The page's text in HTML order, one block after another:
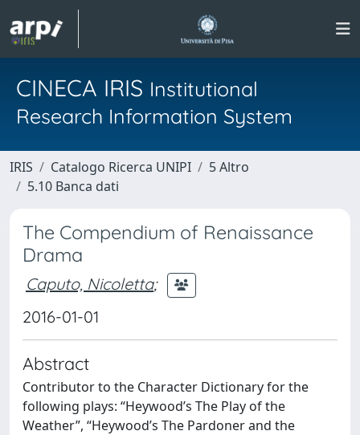
CINECA IRIS Institutional
Research Information System
IRIS Catalogo Ricerca UNIPI
5 Altro
5.10 Banca dati
The Compendium of Renaissance
Drama
Caputo, Nicoletta;
2016-01-01
Abstract
Contributor to the Character Dictionary for the
following plays: “Heywood’s The Play of the
Weather”, “Heywood’s The Pardoner and the